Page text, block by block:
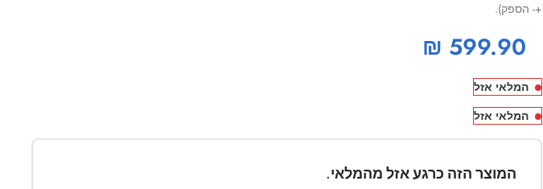
+- הספק).
₪ 599.90
המלאי אזל
המלאי אזל
המוצר הזה כרגע אזל מהמלאי.